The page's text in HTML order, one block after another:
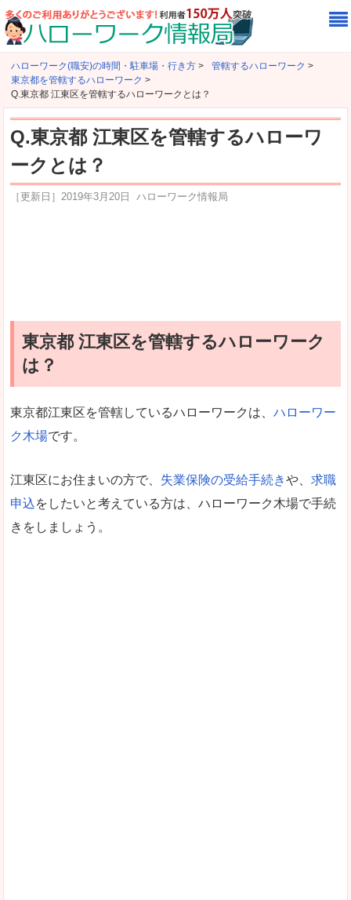
ハローワーク(職安)の時間・駐車場・行き方 > 管轄するハローワーク >
東京都を管轄するハローワーク >
Q.東京都 江東区を管轄するハローワークとは？
Q.東京都 江東区を管轄するハローワ
ークとは？
［更新日］ 2019年3月20日 ハローワーク情報局
東京都 江東区を管轄するハローワーク
は？
東京都江東区を管轄しているハローワークは、 ハローワー
ク木場です。
江東区にお住まいの方で、 失業保険の受給手続きや、 求職
申込をしたいと考えている方は、ハローワーク木場で手続
きをしましょう。